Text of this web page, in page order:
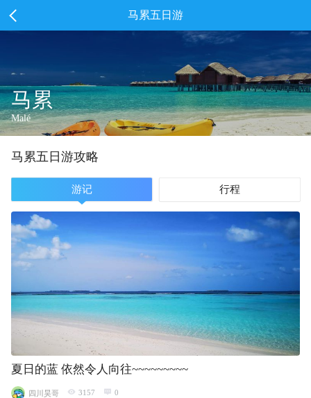
马累五日游
马累
Malé
马累五 日游攻略
游记 行程
夏日的蓝 依然令人向往~~~~~~~~~
四川昊哥 3157 0